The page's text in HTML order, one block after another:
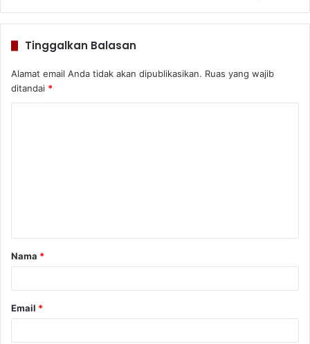
Tinggalkan Balasan
Alamat email Anda tidak akan dipublikasikan. Ruas yang wajib
ditandai *
a
r
Nama *
Email *